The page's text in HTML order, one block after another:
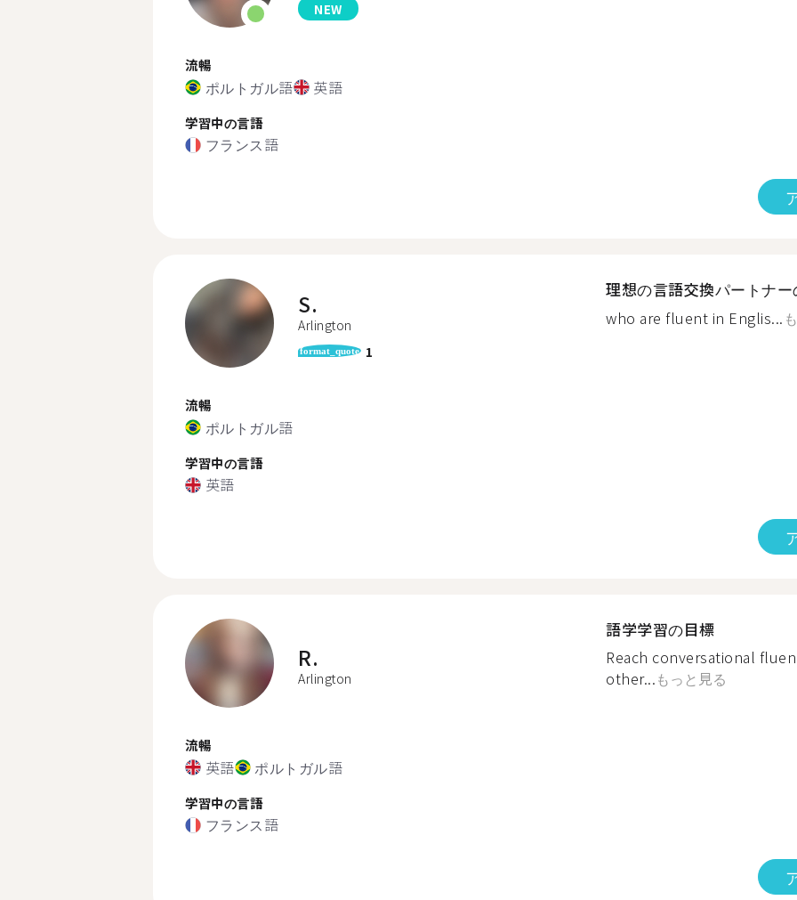
NEW
流暢
ポルトガル語 英語
学習中の言語
フランス語
S.
Arlington
format_quote 1
流暢
ポルトガル語
学習中の言語
英語
理想の言語交換パートナ
who are fluent in Englis...
R.
Arlington
流暢
英語 ポルトガル語
学習中の言語
フランス語
語学学習の目標
Reach conversational
other...もっと見る